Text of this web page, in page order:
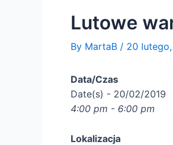
Lutowe
By MartaB / 20
Data/Czas
Date(s) - 20/02/2019
4:00 pm - 6:00 pm
Lokalizacja